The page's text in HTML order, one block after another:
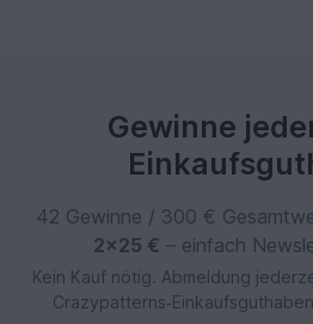
Gewinne
42 Gewinne / 300 €
2×25 € – einfach
Kein Kauf nötig. Abmeldung
Crazypatterns‑Einkaufsguthaben.